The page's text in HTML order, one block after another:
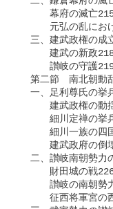
幕府の滅亡
元弘の乱におけ
三、建武政権の成
建武の新政
讃岐の守護
第二節　南北朝動
一、足利尊氏の挙
建武政権の動揺
細川定禅の挙
細川一族の四国
建武政府の倒
二、讃岐南朝勢力
財田城の戦
讃岐の南朝勢
征西将軍宮の